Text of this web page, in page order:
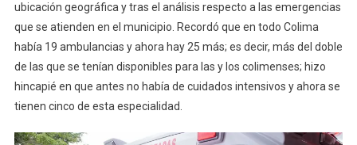
ubicación geográfica y tras el análisis respecto a las emergencias
que se atienden en el municipio. Recordó que en todo Colima
había 19 ambulancias y ahora hay 25 más; es decir, más del doble
de las que se tenían disponibles para las y los colimenses; hizo
hincapié en que antes no había de cuidados intensivos y ahora se
tienen cinco de esta especialidad.